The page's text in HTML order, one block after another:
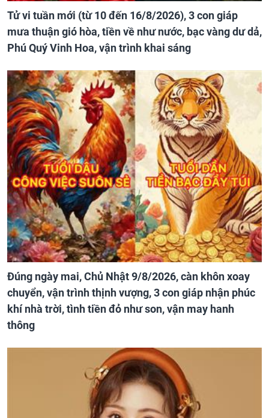
Tử vi tuần mới (từ 10 đến 16/8/2026), 3 con giáp
mưa thuận gió hòa, tiền về như nước, bạc vàng dư dả,
Phú Quý Vinh Hoa, vận trình khai sáng
Đúng ngày mai, Chủ Nhật 9/8/2026, càn khôn xoay
chuyển, vận trình thịnh vượng, 3 con giáp nhận phúc
khí nhà trời, tình tiền đỏ như son, vận may hanh
thông